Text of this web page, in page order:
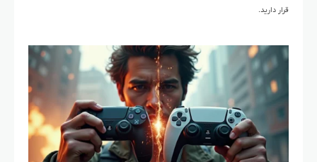
قرار دارید.